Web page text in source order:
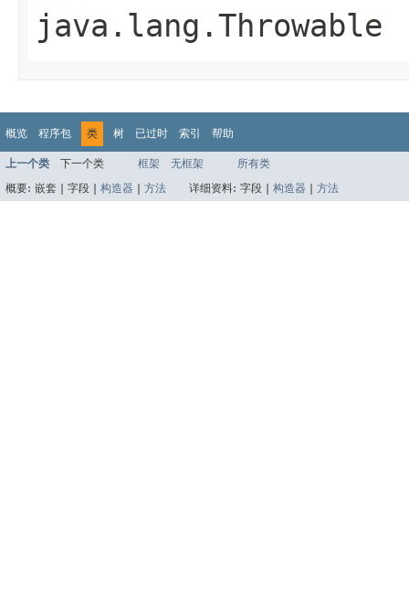
java.lang.Throwable
概览 程序包 类 树 已过时 索引 帮助
上一个类 下一个类 框架 无框架
所有类
概要: 嵌套 | 字段 | 构造器 方法 详细资料: 字段 | 构造器 方法